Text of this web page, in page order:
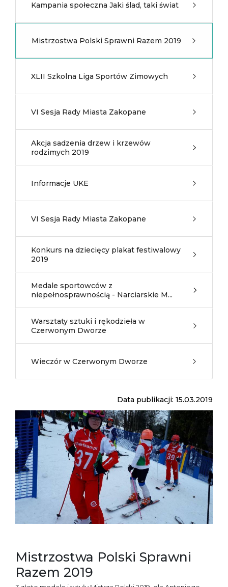
Kampania społeczna Jaki ślad, taki świat
Mistrzostwa Polski Sprawni Razem 2019
XLII Szkolna Liga Sportów Zimowych
VI Sesja Rady Miasta Zakopane
Akcja sadzenia drzew i krzewów
rodzimych 2019
Informacje UKE
VI Sesja Rady Miasta Zakopane
Konkurs na dziecięcy plakat festiwalowy
2019
Medale sportowców z
niepełnosprawnością - Narciarskie M...
Warsztaty sztuki i rękodzieła w
Czerwonym Dworze
Wieczór w Czerwonym Dworze
Data publikacji: 15.03.2019
Mistrzostwa Polski Sprawni
Razem 2019